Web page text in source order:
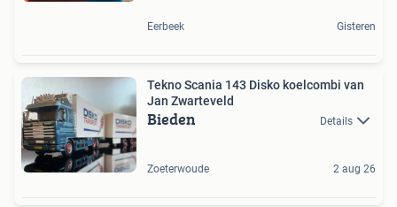
Eerbeek Gisteren
Tekno Scania 143 Disko koelcombi van
Jan Zwarteveld
Bieden Details
Zoeterwoude 2 aug 26